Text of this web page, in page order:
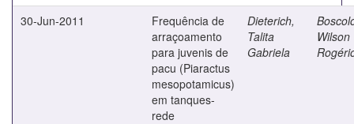
30-Jun-2011
Frequência de
arraçoamento
para juvenis de
pacu (Piaractus
mesopotamicus)
em tanques-
rede
Dieterich,
Talita
Gabriela
Wilson